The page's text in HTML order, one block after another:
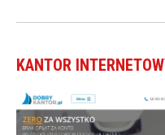
KANTOR